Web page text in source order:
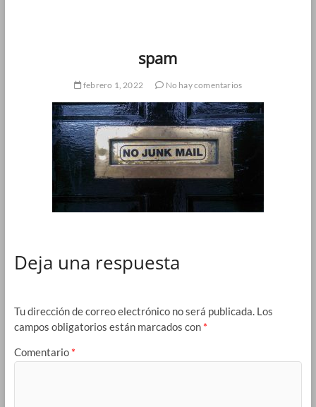
spam
febrero 1, 2022 No hay comentarios
Deja una respuesta
Tu dirección de correo electrónico no será publicada. Los
campos obligatorios están marcados con *
Comentario *